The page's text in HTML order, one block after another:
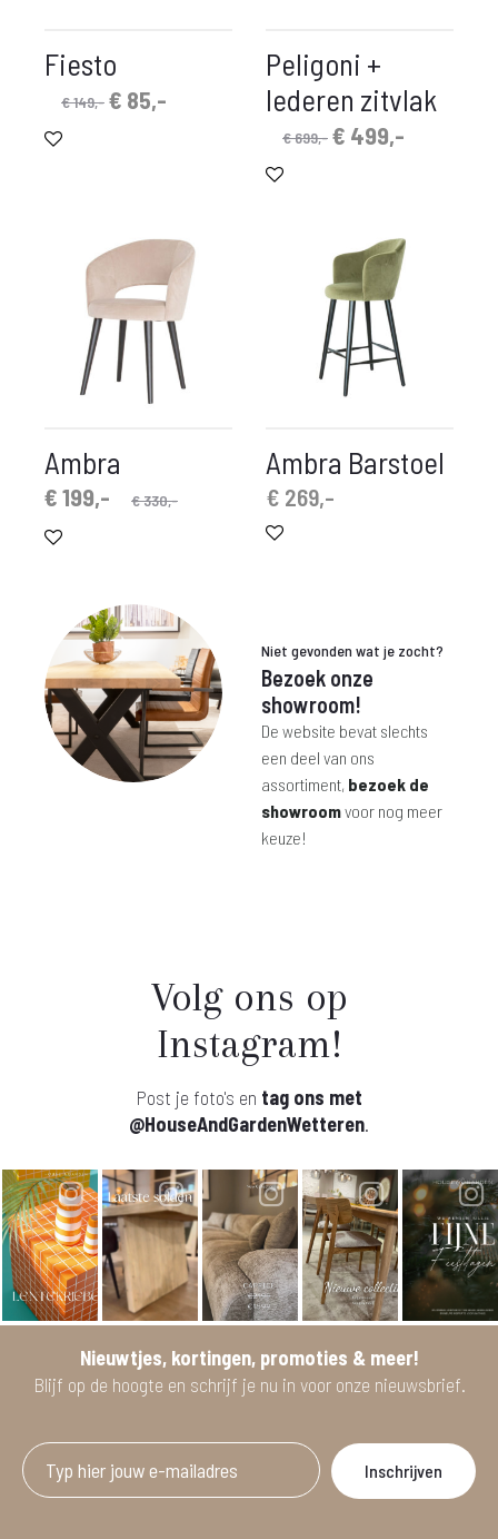
Fiesto
€149,- Oorspronkelijke
€ 85,-
Peligoni +
lederen zitvlak
€699,- Oorspronkelijke
€ 699,-.
€ 499,-
€ 499,-.
Ambra
€330,-
€199,-
prijs
Ambra Barstoel
€ 269,-
Niet gevonden wat je zocht?
Bezoek onze
showroom!
De website bevat slechts
een deel van ons
assortiment, bezoek de
showroomvoor nog meer
keuze!
Volg ons op
Instagram!
Post je foto's en tag ons met
@HouseAndGardenWetteren.
Nieuwtjes, kortingen, promoties & meer!
Blijf op de hoogte en schrijf je nu in voor onze nieuwsbrief.